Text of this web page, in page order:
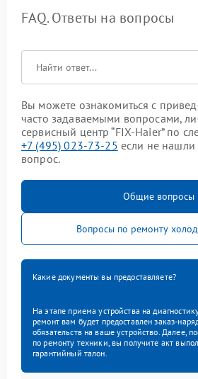
FAQ. Ответы на вопросы
Вы можете ознакомиться с
часто задаваемыми вопросами,
сервисный центр “FIX-Haier” по
+7 (495) 023-73-25 если не нашли
вопрос.
Общие вопросы
Вопросы по ремонту
Какие документы вы предоставляете?
На этапе приема устройства на
ремонт вам будет предоставлен заказ-
обязательств на ваше устройство. Далее,
по ремонту техники, вы получите акт
гарантийный талон.